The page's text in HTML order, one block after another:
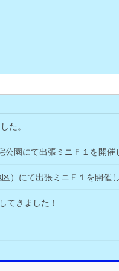
た。
園にて出張ミニＦ１を開催
）にて出張ミニＦ１を開催し
てきました！